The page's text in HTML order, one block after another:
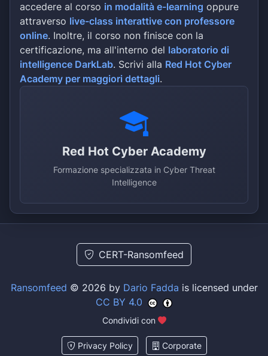
accedere al corso in modalità e-learning oppure
attraverso live-class interattive con professore
online. Inoltre, il corso non finisce con la
certificazione, ma all'interno del laboratorio di
intelligence DarkLab. Scrivi alla Red Hot Cyber
Academy per maggiori dettagli.
Red Hot Cyber Academy
Formazione specializzata in Cyber Threat
Intelligence
CERT-Ransomfeed
Ransomfeed © 2026 by Dario Fadda is licensed under
CC BY 4.0
Condividi con
Privacy Policy Corporate